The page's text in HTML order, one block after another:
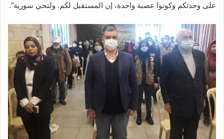
على وحدتكم وكونوا عصبة واحدة، إن المستقبل لكم. ولتحي سورية”.